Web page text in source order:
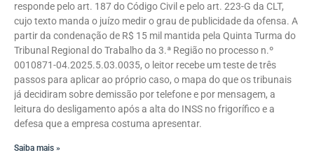
responde pelo art. 187 do Código Civil e pelo art. 223-G da CLT,
cujo texto manda o juízo medir o grau de publicidade da ofensa. A
partir da condenação de R$ 15 mil mantida pela Quinta Turma do
Tribunal Regional do Trabalho da 3.ª Região no processo n.º
0010871-04.2025.5.03.0035, o leitor recebe um teste de três
passos para aplicar ao próprio caso, o mapa do que os tribunais
já decidiram sobre demissão por telefone e por mensagem, a
leitura do desligamento após a alta do INSS no frigorífico e a
defesa que a empresa costuma apresentar.
Saiba mais »